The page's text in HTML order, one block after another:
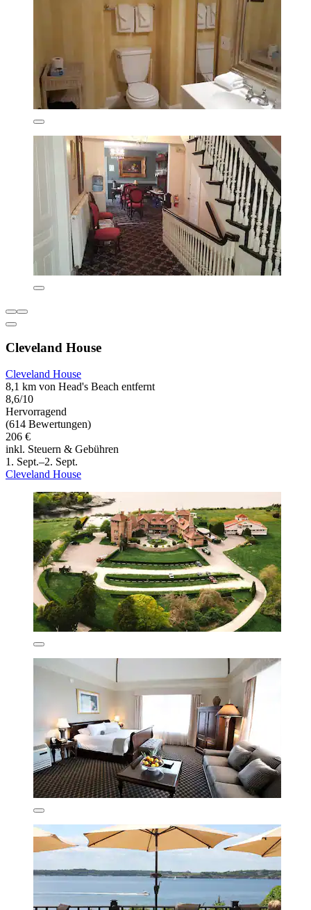
Cleveland House
Cleveland House
8,1 km von Head's Beach entfernt
8,6/10
Hervorragend
(614 Bewertungen)
206 €
inkl. Steuern & Gebühren
1. Sept.–2. Sept.
Cleveland House